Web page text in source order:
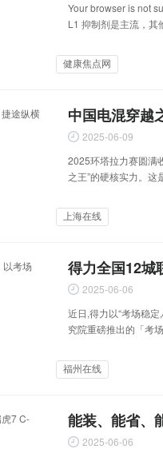
Your browser is not
L1 抑制剂是主流，其
健康焦点网
中国电混穿越
2025-06-09
2025环塔拉力赛圆满
之王”的硬核实力。
上海在线
得力全国12城
2025-06-06
近日,得力以“考场稳
究院重磅推出的「考
福州在线
能装、能省、
2025-06-06